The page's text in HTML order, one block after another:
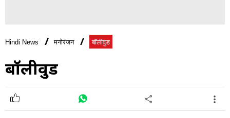
Hindi News मनोरंजन बॉलीवुड
बॉलीवुड